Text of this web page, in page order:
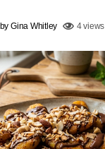
by Gina Whitley 4 views